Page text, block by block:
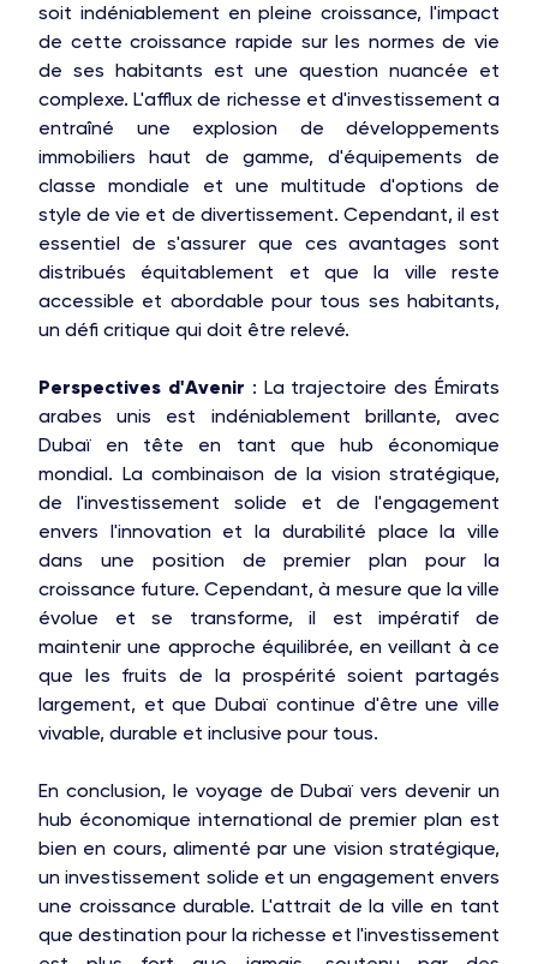
OAKS GROUP
soit indéniablement en pleine croissance, l'impact
de cette croissance rapide sur les normes de vie
de ses habitants est une question nuancée et
complexe. L'afflux de richesse et d'investissement a
entraîné une explosion de développements
immobiliers haut de gamme, d'équipements de
classe mondiale et une multitude d'options de
style de vie et de divertissement. Cependant, il est
essentiel de s'assurer que ces avantages sont
distribués équitablement et que la ville reste
accessible et abordable pour tous ses habitants,
un défi critique qui doit être relevé.
Perspectives d'Avenir : La trajectoire des Émirats
arabes unis est indéniablement brillante, avec
Dubaï en tête en tant que hub économique
mondial. La combinaison de la vision stratégique,
de l'investissement solide et de l'engagement
envers l'innovation et la durabilité place la ville
dans une position de premier plan pour la
croissance future. Cependant, à mesure que la ville
évolue et se transforme, il est impératif de
maintenir une approche équilibrée, en veillant à ce
que les fruits de la prospérité soient partagés
largement, et que Dubaï continue d'être une ville
vivable, durable et inclusive pour tous.
En conclusion, le voyage de Dubaï vers devenir un
hub économique international de premier plan est
bien en cours, alimenté par une vision stratégique,
un investissement solide et un engagement envers
une croissance durable. L'attrait de la ville en tant
que destination pour la richesse et l'investissement